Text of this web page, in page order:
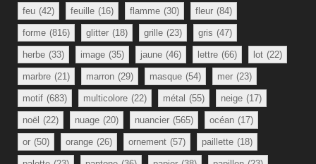
feu (42) feuille (16) flamme (30) fleur (84)
forme (816) glitter (18) grille (23) gris (47)
herbe (33) image (35) jaune (46) lettre (66) lot (22)
marbre (21) marron (29) masque (54) mer (23)
motif (683) multicolore (22) métal (55) neige (17)
noël (22) nuage (20) nuancier (565) océan (17)
or (50) orange (26) ornement (57) paillette (18)